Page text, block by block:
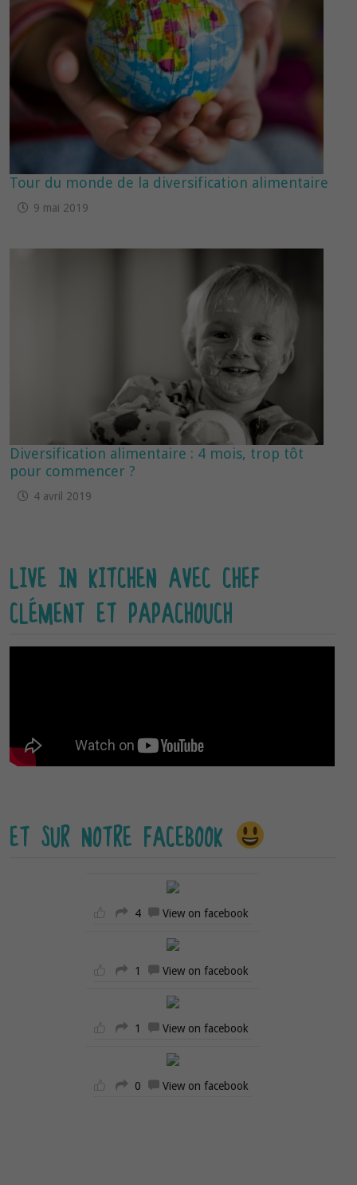
Tour du monde de la diversification alimentaire
9 mai 2019
Diversification alimentaire : 4 mois, trop tôt
pour commencer ?
4 avril 2019
LIVE IN KITCHEN AVEC CHEF
CLÉMENT ET PAPACHOUCH
ET SUR NOTRE FACEBOOK
4 View on facebook
1 View on facebook
1 View on facebook
0 View on facebook